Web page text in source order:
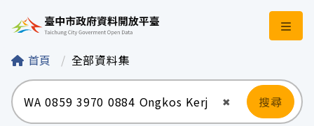
臺中市政府資料開
首頁 全部資料集
✖ 清空輸入
搜尋